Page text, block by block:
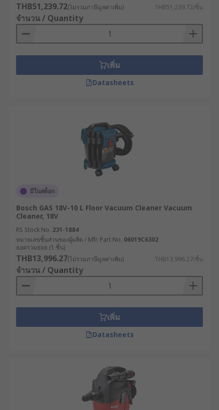
THB51,239.72(ไม่รวมภาษีมูลค่าเพิ่ม) THB51,239.72/ชิ้น
จำนวน / Quantity
เพิ่ม
Datasheets
มีในสต็อก
Bosch GAS 18V-10 L Floor Vacuum Cleaner Vacuum
Cleaner, 18V
RS Stock No. 231-1884
หมายเลขชิ้นส่วนของผู้ผลิต / Mfr. Part No. 06019C6302
ยอดรวมย่อย (1 ชิ้น)
THB13,996.27(ไม่รวมภาษีมูลค่าเพิ่ม) THB13,996.27/ชิ้น
จำนวน / Quantity
เพิ่ม
Datasheets